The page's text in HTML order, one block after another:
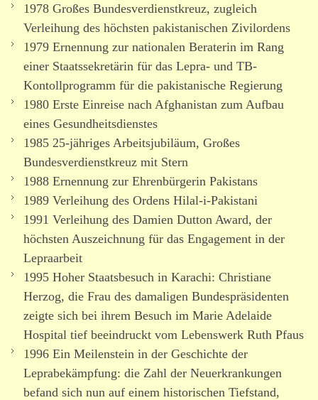
1978 Großes Bundesverdienstkreuz, zugleich
Verleihung des höchsten pakis­ta­ni­schen Zivilordens
1979 Ernennung zur natio­nalen Beraterin im Rang
einer Staatssekretärin für das Lepra- und TB-
Kontollprogramm für die pakis­ta­nische Regierung
1980 Erste Einreise nach Afghanistan zum Aufbau
eines Gesundheitsdienstes
1985 25-jähriges Arbeitsjubiläum, Großes
Bundesverdienstkreuz mit Stern
1988 Ernennung zur Ehrenbürgerin Pakistans
1989 Verleihung des Ordens Hilal-i-Pakistani
1991 Verleihung des Damien Dutton Award, der
höchsten Auszeichnung für das Engagement in der
Lepraarbeit
1995 Hoher Staatsbesuch in Karachi: Christiane
Herzog, die Frau des dama­ligen Bundespräsidenten
zeigte sich bei ihrem Besuch im Marie Adelaide
Hospital tief beein­druckt vom Lebenswerk Ruth Pfaus
1996 Ein Meilenstein in der Geschichte der
Leprabekämpfung: die Zahl der Neuerkrankungen
befand sich nun auf einem histo­ri­schen Tiefstand,